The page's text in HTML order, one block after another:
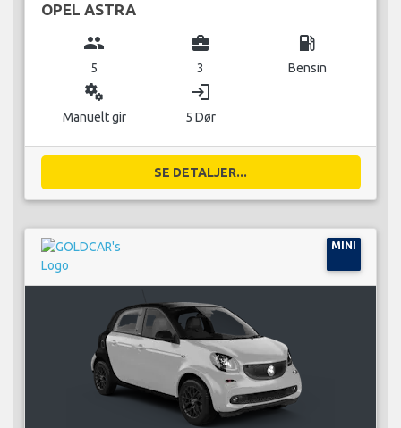
OPEL ASTRA
group
5
business_center
3
local_gas_station
Bensin
miscellaneous_services
Manuelt gir
login
5 Dør
SE DETALJER...
MINI